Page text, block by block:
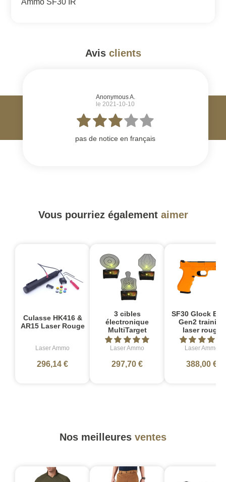
Ammo SF30 IR
Avis clients
Anonymous A.
le 2021-10-10
pas de notice en français
Vous pourriez également aimer
Culasse HK416 &
AR15 Laser Rouge
Laser Ammo
296,14 €
3 cibles
électronique
MultiTarget
Laser Ammo
297,70 €
SF30 Glock
Gen2 training
laser rouge
Laser Ammo
388,00 €
Nos meilleures ventes